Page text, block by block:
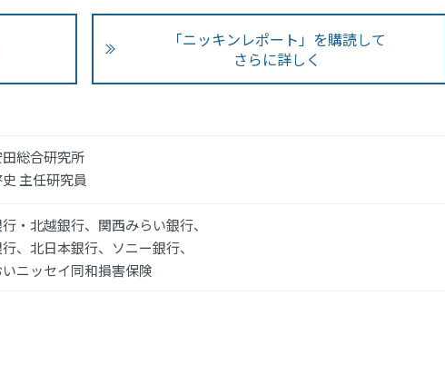
「ニッキンレポート」を購読して
さらに詳しく
総合研究所
主任研究員
・北越銀行、関西みらい銀行、
、北日本銀行、ソニー銀行、
いニッセイ同和損害保険